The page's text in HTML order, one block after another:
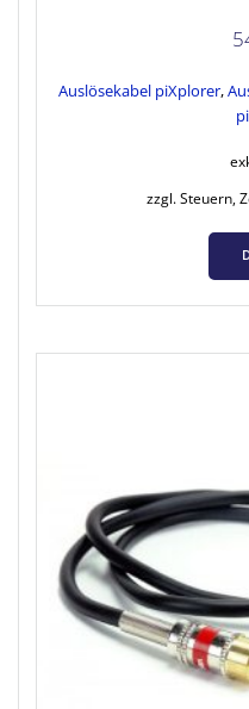
Auslösekabel piXplorer,
zzgl. Steuern,